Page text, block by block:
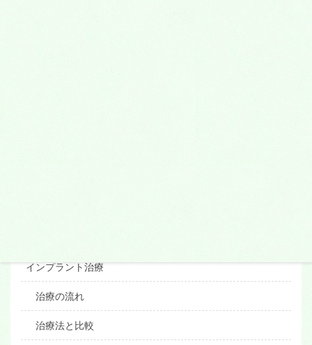
インプラント治療
治療の流れ
治療法と比較